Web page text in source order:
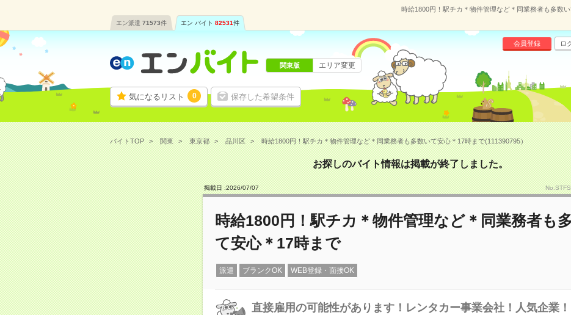
時給1800円！駅チカ＊物件管理など＊同業務者も多数
エン派遣 71573件 エン バイト 82531件
気になるリスト 0 保存した希望条件
会員登録 ロ
関東版 エリア変更
バイトTOP 関東 東京都 品川区 時給1800円！駅チカ＊物件管理など＊同業務者も多数いて安心＊17時まで(111390795）
お探しのバイト情報は掲載が終了しました。
掲載日 :2026/07/07
時給1800円！駅チカ＊物件管理など＊同業務者も
て安心＊17時まで
派遣 ブランクOK WEB登録・面接OK
直接雇用の可能性があります！レンタカー事業会社！人気企業